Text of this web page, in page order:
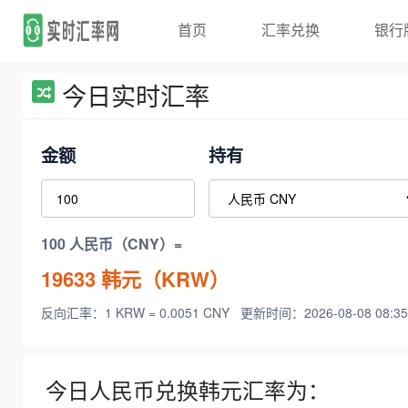
首页 汇率兑换 银行
今日实时汇率
金额 持有
100 人民币（CNY）=
19633韩元（KRW）
反向汇率：1 KRW = 0.0051 CNY 更新时间：2026-08-08
今日人民币兑换韩元汇率为：